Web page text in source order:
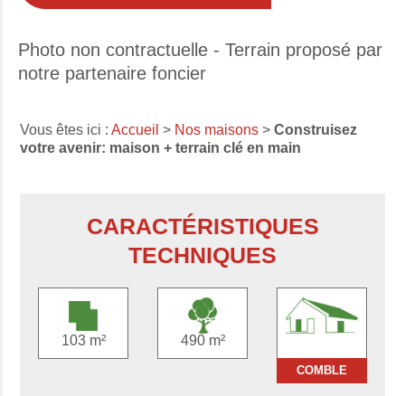
Photo non contractuelle - Terrain proposé par
notre partenaire foncier
Vous êtes ici :Accueil > Nos maisons >Construisez
votre avenir: maison + terrain clé en main
CARACTÉRISTIQUES
TECHNIQUES
103 m² 490 m²
COMBLE